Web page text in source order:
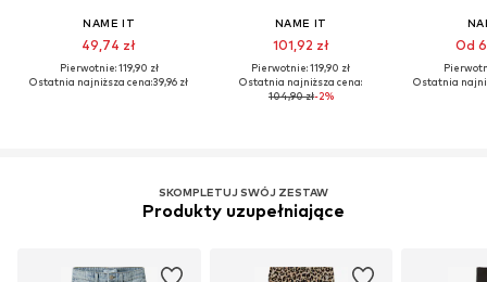
NAME IT
49,74 zł
Pierwotnie: 119,90 zł
Ostatnia najniższa cena:39,96 zł
NAME IT
101,92 zł
Pierwotnie: 119,90 zł
Ostatnia najniższa cena:
104,90 zł-2%
Od
Ostatnia
SKOMPLETUJ SWÓJ ZESTAW
Produkty uzupełniające